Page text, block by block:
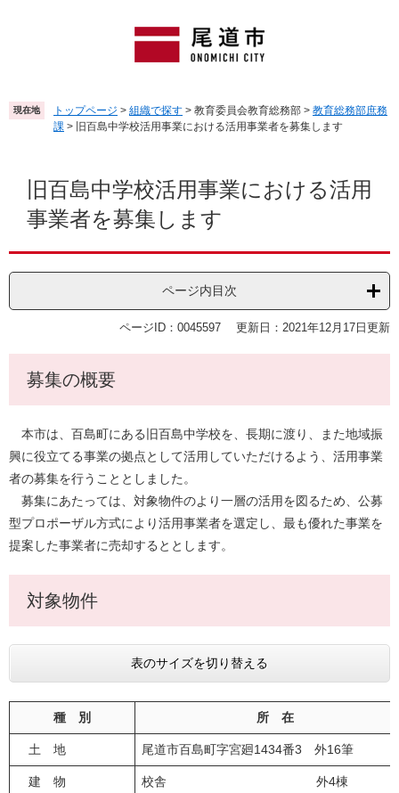
頭
で
飛
ば
現在地 トップページ > 組織で探す > 教育委員会教育総務部 > 教育総務部庶務
課 > 旧百島中学校活用事業における活用事業者を募集します
旧百島中学校活用事業における活用
事業者を募集します
ページ内目次
ページID：0045597 更新日：2021年12月17日更新
募集の概要
本市は、百島町にある旧百島中学校を、長期に渡り、また地域振
興に役立てる事業の拠点として活用していただけるよう、活用事業
者の募集を行うこととしました。
募集にあたっては、対象物件のより一層の活用を図るため、公募
型プロポーザル方式により活用事業者を選定し、最も優れた事業を
提案した事業者に売却するととします。
対象物件
表のサイズを切り替える
種 別 所 在
土 地 尾道市百島町字宮廻1434番3 外16筆
建 物 校舎 外4棟